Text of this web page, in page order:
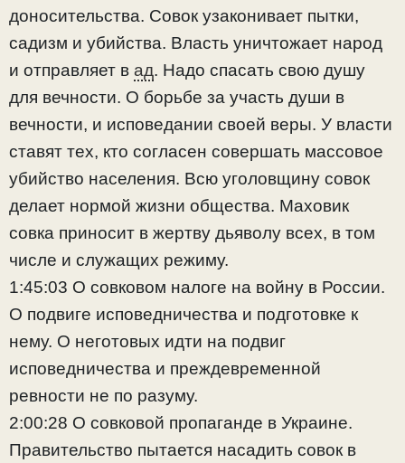
доносительства. Совок узаконивает пытки,
садизм и убийства. Власть уничтожает народ
и отправляет в ад. Надо спасать свою душу
для вечности. О борьбе за участь души в
вечности, и исповедании своей веры. У власти
ставят тех, кто согласен совершать массовое
убийство населения. Всю уголовщину совок
делает нормой жизни общества. Маховик
совка приносит в жертву дьяволу всех, в том
числе и служащих режиму.
1:45:03 О совковом налоге на войну в России.
О подвиге исповедничества и подготовке к
нему. О неготовых идти на подвиг
исповедничества и преждевременной
ревности не по разуму.
2:00:28 О совковой пропаганде в Украине.
Правительство пытается насадить совок в